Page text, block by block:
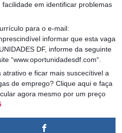
em identificar problemas
para o e-mail:
informar que esta vaga
DF, informe da seguinte
“www.oportunidadesdf.com“.
e ficar mais suscecítivel a
de emprego? Clique aqui e faça
agora mesmo por um preço